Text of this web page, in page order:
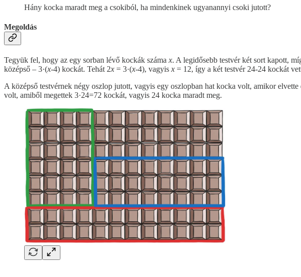
Hány kocka maradt meg a csokiból, ha mindenkinek ugyanannyi csoki jutott?
Megoldás
Tegyük fel, hogy az egy sorban lévő kockák száma x. A legidősebb testvér két sort kapott,
középső – 3·(x-4) kockát. Tehát 2x = 3·(x-4), vagyis x = 12, így a két testvér 24-24 kockát
A középső testvérnek négy oszlop jutott, vagyis egy oszlopban hat kocka volt, amikor
volt, amiből megettek 3·24=72 kockát, vagyis 24 kocka maradt meg.